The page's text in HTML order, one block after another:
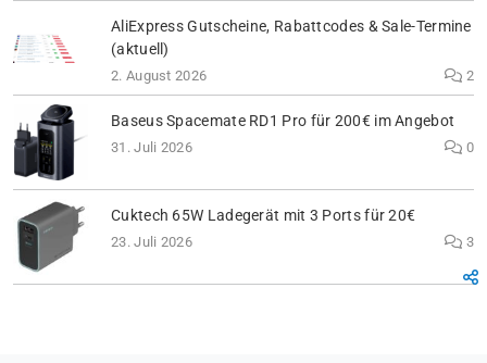
AliExpress Gutscheine, Rabattcodes & Sale-Termine
(aktuell)
2. August 2026 2
Baseus Spacemate RD1 Pro für 200€ im Angebot
31. Juli 2026 0
Cuktech 65W Ladegerät mit 3 Ports für 20€
23. Juli 2026 3